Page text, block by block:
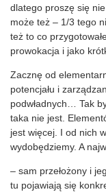
dlatego proszę się
może też – 1/3 tego
też to co
prowokacja i jako
Zacznę od
potencjału i
podwładnych… Tak
taka nie jest.
jest więcej. I od nich
wydobędziemy. A
– sam przełożony i
tu pojawiają się